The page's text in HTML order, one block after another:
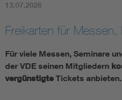
Electromobility
13.07.2026
Freikarten für
Für viele Messen, Seminare
der VDE seinen Mitgliedern
vergünstigteTickets